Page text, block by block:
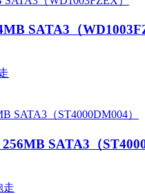
SATA3（
SATA3（
走